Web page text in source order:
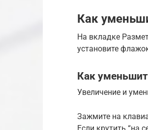
Как
На вкладке
установите
Как
Увеличение и
Зажмите на